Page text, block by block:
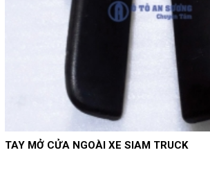
TAY MỞ CỬA NGOÀI XE SIAM TRUCK